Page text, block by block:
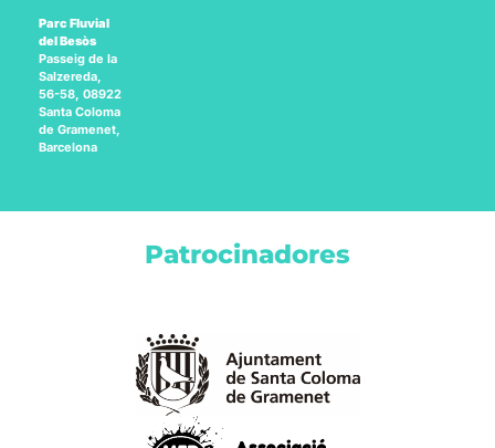
Parc Fluvial
del Besòs
Passeig de la
Salzereda,
56-58, 08922
Santa Coloma
de Gramenet,
Barcelona
Patrocinadores